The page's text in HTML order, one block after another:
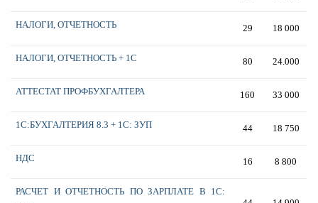
НАЛОГИ, ОТЧЕТНОСТЬ 29 18 000
НАЛОГИ, ОТЧЕТНОСТЬ + 1С 80 24.000
АТТЕСТАТ ПРОФБУХГАЛТЕРА 160 33 000
1С:БУХГАЛТЕРИЯ 8.3 + 1С: ЗУП 44 18 750
НДС 16 8 800
РАСЧЕТ И ОТЧЕТНОСТЬ ПО ЗАРПЛАТЕ В 1С: